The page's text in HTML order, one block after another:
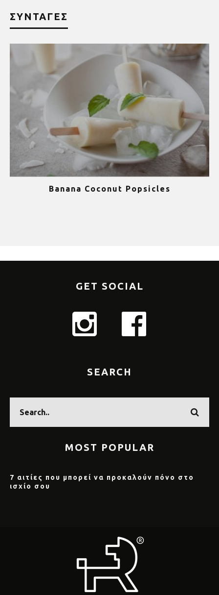
ΣΥΝΤΑΓΕΣ
Banana Coconut Popsicles
GET SOCIAL
SEARCH
MOST POPULAR
7 αιτίες που μπορεί να προκαλούν πόνο στο
ισχίο σου